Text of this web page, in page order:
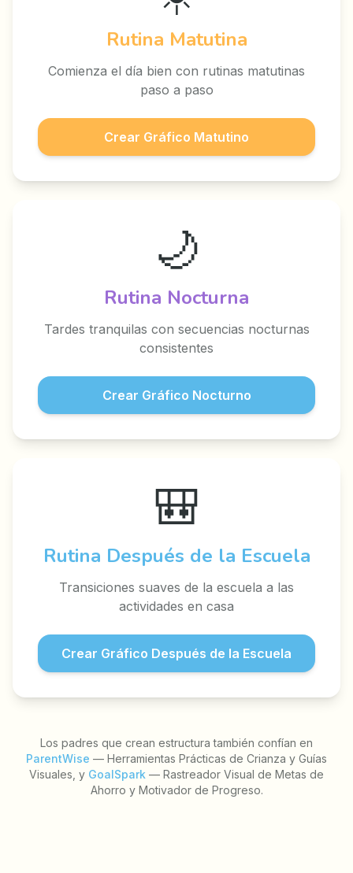
Rutina Matutina
Comienza el día bien con rutinas matutinas
paso a paso
Crear Gráfico Matutino
🌙
Rutina Nocturna
Tardes tranquilas con secuencias nocturnas
consistentes
Crear Gráfico Nocturno
🎒
Rutina Después de la Escuela
Transiciones suaves de la escuela a las
actividades en casa
Crear Gráfico Después de la Escuela
Los padres que crean estructura también confían en
ParentWise — Herramientas Prácticas de Crianza y Guías
Visuales, y GoalSpark — Rastreador Visual de Metas de
Ahorro y Motivador de Progreso.